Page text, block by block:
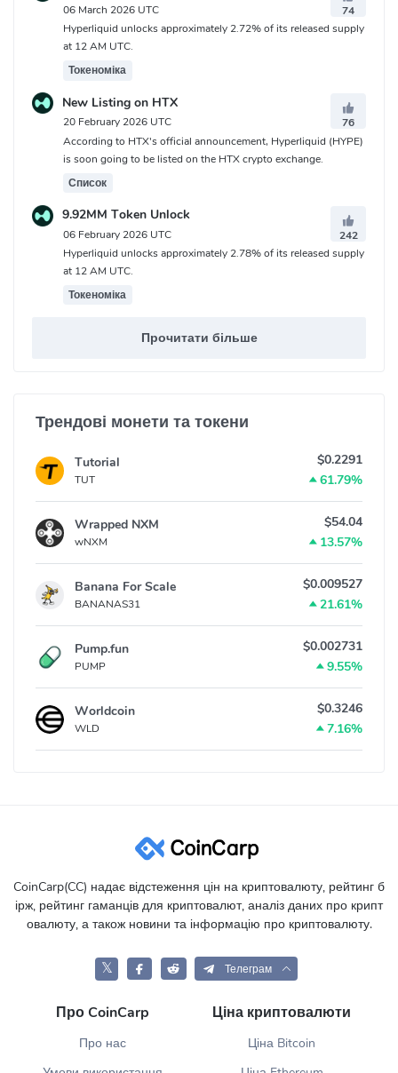
06 March 2026 UTC
74
Hyperliquid unlocks approximately 2.72% of its released supply
at 12 AM UTC.
Токеноміка
New Listing on HTX
20 February 2026 UTC
76
According to HTX's official announcement, Hyperliquid (HYPE)
is soon going to be listed on the HTX crypto exchange.
Список
9.92MM Token Unlock
06 February 2026 UTC
242
Hyperliquid unlocks approximately 2.78% of its released supply
at 12 AM UTC.
Токеноміка
Прочитати більше
Трендові монети та токени
Tutorial
TUT
$0.2291
61.79%
Wrapped NXM
wNXM
$54.04
13.57%
Banana For Scale
BANANAS31
$0.009527
21.61%
Pump.fun
PUMP
$0.002731
9.55%
Worldcoin
WLD
$0.3246
7.16%
CoinCarp(CC) надає відстеження цін на криптовалюту, рейтинг б
ірж, рейтинг гаманців для криптовалют, аналіз даних про крипт
овалюту, а також новини та інформацію про криптовалюту.
𝕏 Телеграм
Про CoinCarp
Про нас
Ціна криптовалюти
Ціна Bitcoin